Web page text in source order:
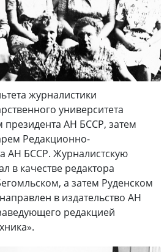
журналистики
университета
президента АН БССР, затем
Редакционно-
АН БССР. Журналистскую
в качестве редактора
а затем Руденском
в издательство АН
редакцией